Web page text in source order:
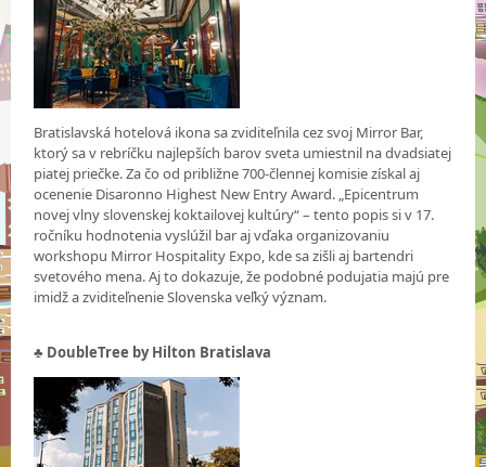
Bratislavská hotelová ikona sa zviditeľnila cez svoj Mirror Bar,
ktorý sa v rebríčku najlepších barov sveta umiestnil na dvadsiatej
piatej priečke. Za čo od približne 700-člennej komisie získal aj
ocenenie Disaronno Highest New Entry Award. „Epicentrum
novej vlny slovenskej koktailovej kultúry“ – tento popis si v 17.
ročníku hodnotenia vyslúžil bar aj vďaka organizovaniu
workshopu Mirror Hospitality Expo, kde sa zišli aj bartendri
svetového mena. Aj to dokazuje, že podobné podujatia majú pre
imidž a zviditeľnenie Slovenska veľký význam.
♣ DoubleTree by Hilton Bratislava